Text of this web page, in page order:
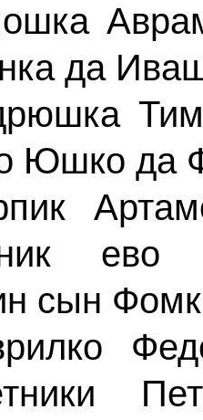
да
Юшко да
сын